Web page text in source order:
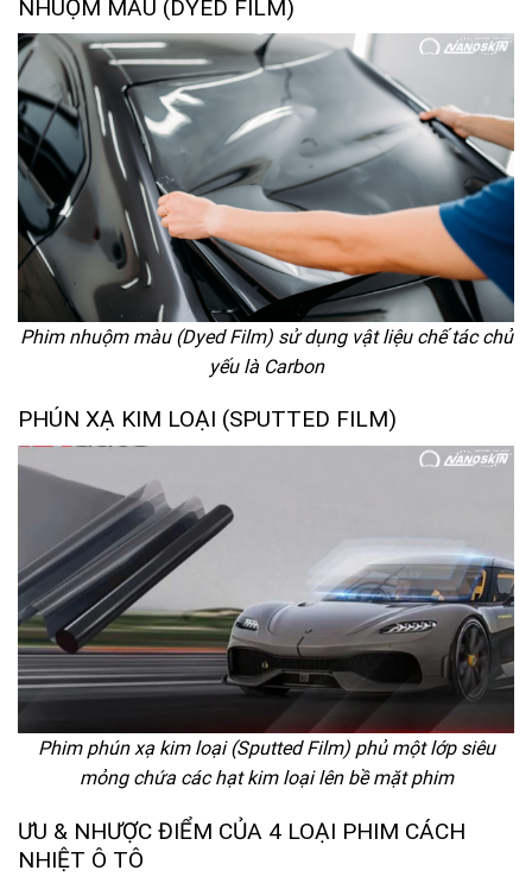
NHUỘM MÀU (DYED FILM)
Phim nhuộm màu (Dyed Film) sử dụng vật liệu chế tác chủ
yếu là Carbon
PHÚN XẠ KIM LOẠI (SPUTTED FILM)
Phim phún xạ kim loại (Sputted Film) phủ một lớp siêu
mỏng chứa các hạt kim loại lên bề mặt phim
ƯU & NHƯỢC ĐIỂM CỦA 4 LOẠI PHIM CÁCH
NHIỆT Ô TÔ